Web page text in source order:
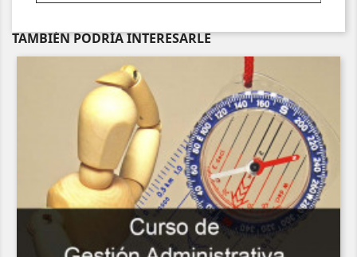
TAMBIÉN PODRÍA INTERESARLE